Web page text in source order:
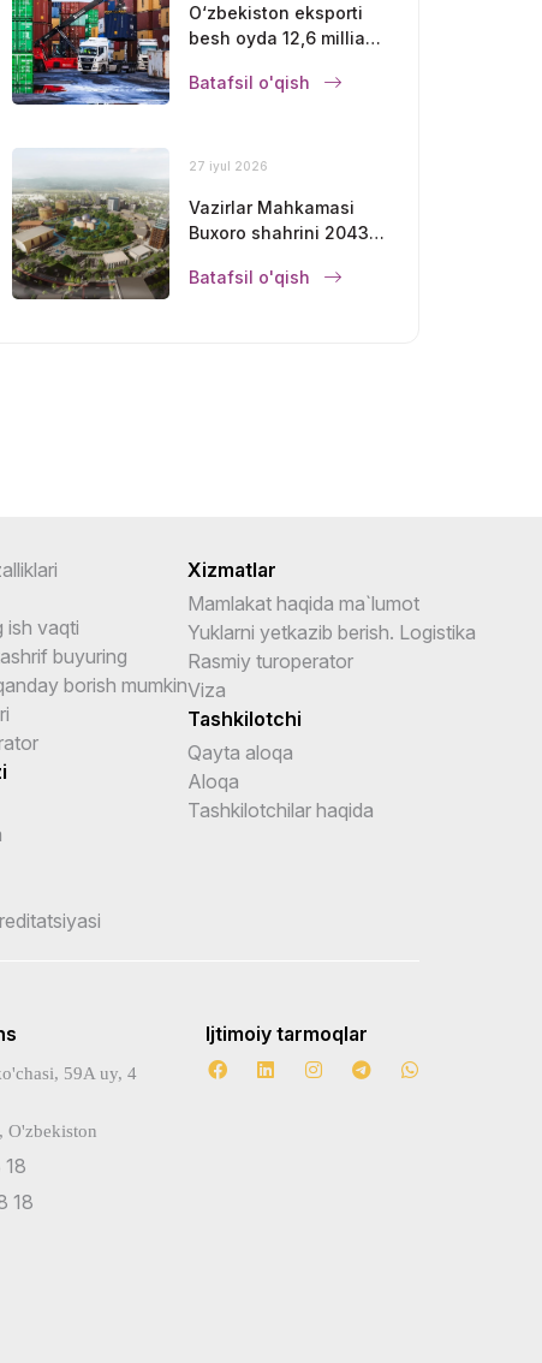
O‘zbekiston eksporti
besh oyda 12,6 milliard
Batafsil o'qish
27 iyul 2026
Vazirlar Mahkamasi
Buxoro shahrini 2043-
rivojlantirishning bosh
Batafsil o'qish
ish vaqti
buyuring
borish mumkin
Xizmatlar
Mamlakat haqida ma`lumot
Yuklarni yetkazib berish. Logistika
Rasmiy turoperator
Viza
Tashkilotchi
Qayta aloqa
Aloqa
Tashkilotchilar haqida
59A uy, 4
O'zbekiston
18
Ijtimoiy tarmoqlar